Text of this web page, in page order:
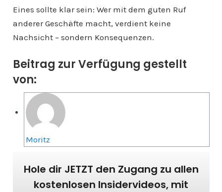
Eines sollte klar sein: Wer mit dem guten Ruf
anderer Geschäfte macht, verdient keine
Nachsicht – sondern Konsequenzen.
Beitrag zur Verfügung gestellt
von:
Moritz
Hole dir JETZT den Zugang zu allen
kostenlosen Insidervideos, mit